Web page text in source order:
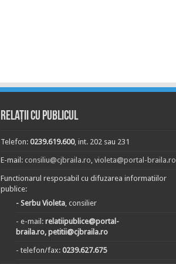
Relații cu publicul
Telefon: 0239.619.600, int. 202 sau 231
E-mail: consiliu@cjbraila.ro, violeta@portal-braila.ro
Functionarul resposabil cu difuzarea informatiilor
publice:
- Serbu Violeta, consilier
- e-mail: relatiipublice@portal-
braila.ro, petitii@cjbraila.ro
- telefon/fax: 0239.627.675